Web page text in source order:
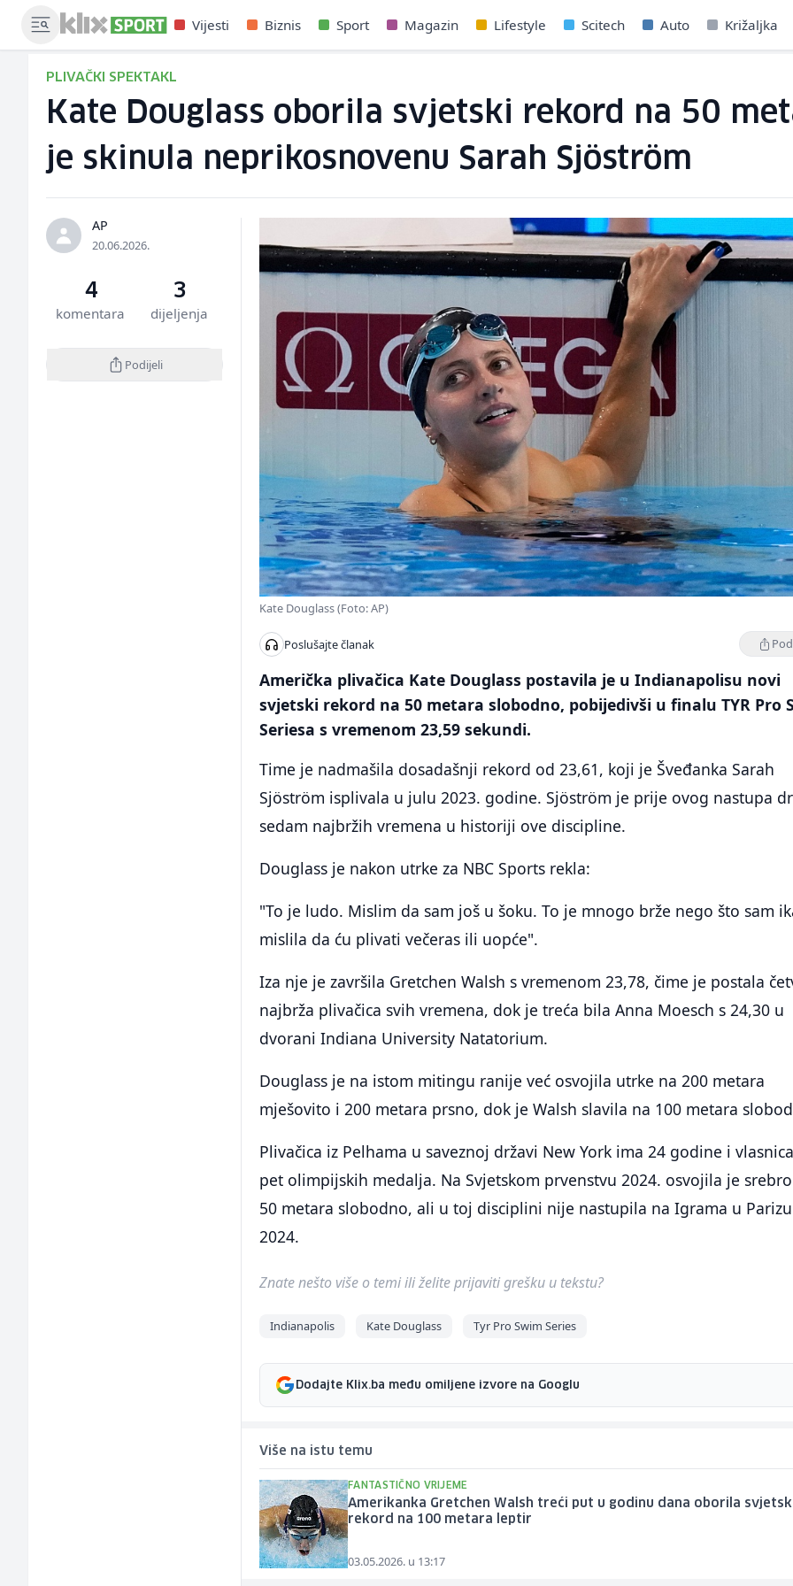
Vijesti Biznis Sport Magazin Lifestyle Scitech Auto Križaljka
PLIVAČKI SPEKTAKL
Kate Douglass oborila svjetski rekord na 50
je skinula neprikosnovenu Sarah Sjöström
AP
20.06.2026.
4
komentara
3
dijeljenja
Podijeli
Kate Douglass (Foto: AP)
Poslušajte članak
Američka plivačica Kate Douglass postavila je u Indianapolisu novi
svjetski rekord na 50 metara slobodno, pobijedivši u finalu TYR Pro
Seriesa s vremenom 23,59 sekundi.
Time je nadmašila dosadašnji rekord od 23,61, koji je Šveđanka Sarah
Sjöström isplivala u julu 2023. godine. Sjöström je prije ovog nastupa
sedam najbržih vremena u historiji ove discipline.
Douglass je nakon utrke za NBC Sports rekla:
"To je ludo. Mislim da sam još u šoku. To je mnogo brže nego što sam
mislila da ću plivati večeras ili uopće".
Iza nje je završila Gretchen Walsh s vremenom 23,78, čime je postala
najbrža plivačica svih vremena, dok je treća bila Anna Moesch s 24,30 u
dvorani Indiana University Natatorium.
Douglass je na istom mitingu ranije već osvojila utrke na 200 metara
mješovito i 200 metara prsno, dok je Walsh slavila na 100 metara
Plivačica iz Pelhama u saveznoj državi New York ima 24 godine i
pet olimpijskih medalja. Na Svjetskom prvenstvu 2024. osvojila je
50 metara slobodno, ali u toj disciplini nije nastupila na Igrama u Parizu
2024.
Znate nešto više o temi ili želite prijaviti grešku u tekstu?
Indianapolis Kate Douglass Tyr Pro Swim Series
Dodajte Klix.ba među omiljene izvore na Googlu
Više na istu temu
FANTASTIČNO VRIJEME
Amerikanka Gretchen Walsh treći put u godinu dana oborila
rekord na 100 metara leptir
03.05.2026. u 13:17